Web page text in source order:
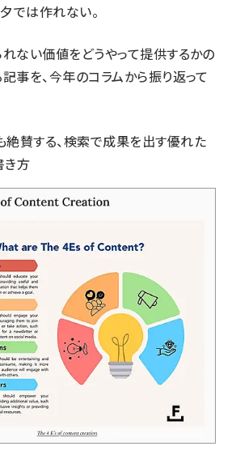
では作れない。
ない価値をどうやって提供するかの
事を、今年のコラムから振り返って
絶賛する、検索で成果を出す優れた
き方